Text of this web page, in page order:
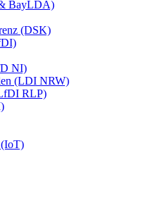
BayLDA)
(DSK)
NI)
(LDI NRW)
RLP)